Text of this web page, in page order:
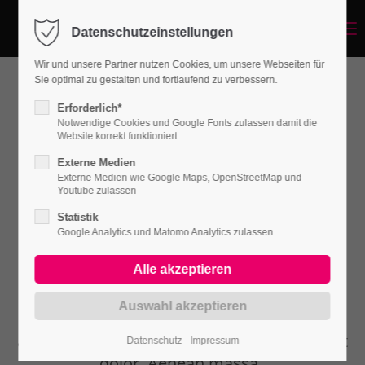
Login
Benutzername
Passwort
Anmelden
Lost your password?
Design-Settings on Articles and
Grid-Columns
Lorem ipsum dolor sit amet, consectetuer
adipiscing elit. Aenean commodo ligula eget
Datenschutzeinstellungen
Wir und unsere Partner nutzen Cookies, um unsere Webseiten für
Sie optimal zu gestalten und fortlaufend zu verbessern.
Erforderlich*
Notwendige Cookies und Google Fonts zulassen damit die
Website korrekt funktioniert
Externe Medien
Externe Medien wie Google Maps, OpenStreetMap und
Youtube zulassen
Statistik
Google Analytics und Matomo Analytics zulassen
Datenschutz Impressum